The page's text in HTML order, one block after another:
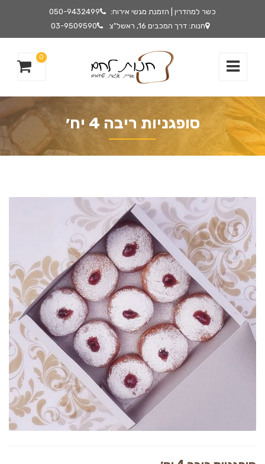
כשר למהדרין | הזמנת מגשי אירוח:
050-9432499
חנות: דרך המכבים 16, ראשל"צ
03-9509590
0
סופגניות ריבה 4 יח׳